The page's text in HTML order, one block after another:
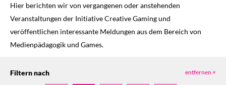
Hier berichten wir von vergangenen oder anstehenden
Veranstaltungen der Initiative Creative Gaming und
veröffentlichen interessante Meldungen aus dem Bereich von
Medienpädagogik und Games.
Filtern nach entfernen ×